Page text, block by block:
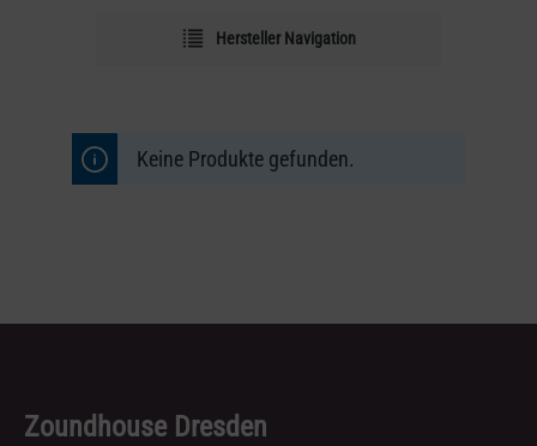
Hersteller Navigation
Keine Produkte gefunden.
Zoundhouse Dresden